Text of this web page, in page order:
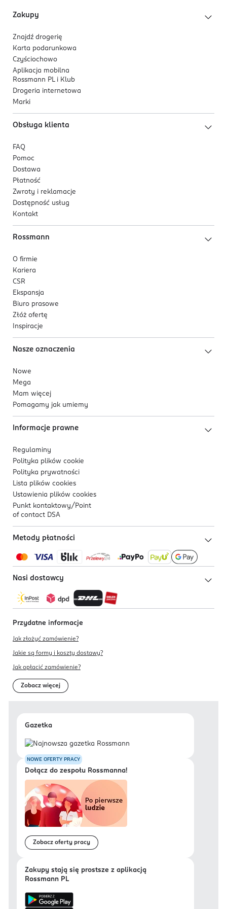
wilgoci.
Skwalan
intensywnie nawilża i przywraca ustom
elastyczność.
Witamina E
regenerację i chroni przed czynnikami
zewnętrznymi.
Zakupy
Znajdź drogerię
Karta podarunkowa
Czyściochowo
Aplikacja mobilna
Rossmann PL i Klub
Drogeria internetowa
Marki
Obsługa klienta
FAQ
Pomoc
Dostawa
Płatność
Zwroty i reklamacje
Dostępność usług
Kontakt
Rossmann
O firmie
Kariera
CSR
Ekspansja
Biuro prasowe
Złóż ofertę
Inspiracje
Nasze oznaczenia
Nowe
Mega
Mam więcej
Pomagamy jak umiemy
Informacje prawne
Regulaminy
Polityka plików cookie
Polityka prywatności
Lista plików cookies
Ustawienia plików cookies
Punkt kontaktowy/ Point
of contact DSA
Metody płatności
Nasi dostawcy
Przydatne informacje
Jak złożyć zamówienie?
Jakie są formy i koszty dostawy?
Jak opłacić zamówienie?
Zobacz więcej
Gazetka
NOWE OFERTY PRACY
Dołącz do zespołu Rossmanna!
Zobacz oferty pracy
Zakupy stają się prostsze z aplikacją
Rossmann PL